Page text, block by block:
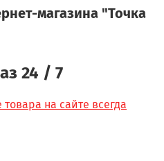
магазина "Точка
24 / 7
на сайте всегда